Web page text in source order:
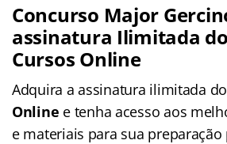
Concurso Major
assinatura Ilimitada
Cursos Online
Adquira a assinatura ilimitada do
Online e tenha acesso aos
e materiais para sua